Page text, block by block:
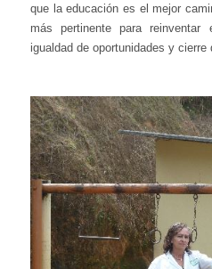
que la educación es el mejor
más pertinente para
igualdad de oportunidades y cierre